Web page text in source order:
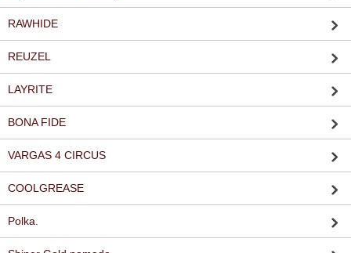
RAWHIDE
REUZEL
LAYRITE
BONA FIDE
VARGAS 4 CIRCUS
COOLGREASE
Polka.